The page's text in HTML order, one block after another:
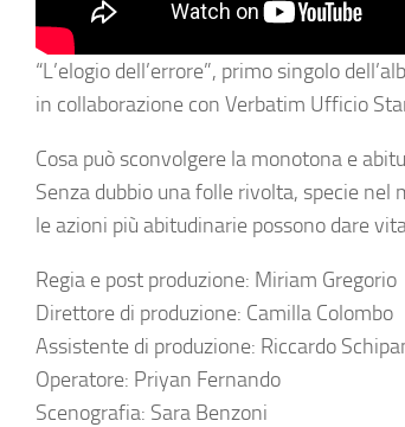
“L’elogio dell’errore”, primo singolo
in collaborazione con Verbatim Ufficio
Cosa può sconvolgere la monotona e
Senza dubbio una folle rivolta, specie
le azioni più abitudinarie possono dare
Regia e post produzione: Miriam Gregorio
Direttore di produzione: Camilla Colombo
Assistente di produzione: Riccardo
Operatore: Priyan Fernando
Scenografia: Sara Benzoni